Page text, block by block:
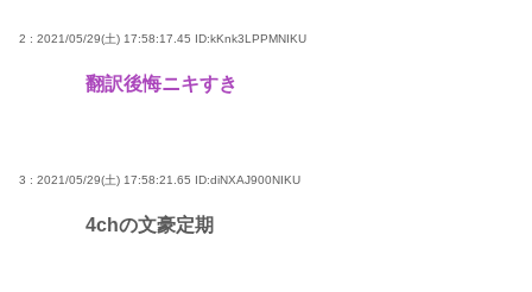
2 : 2021/05/29(土) 17:58:17.45 ID:kKnk3LPPMNIKU
翻訳後悔ニキすき
3 : 2021/05/29(土) 17:58:21.65 ID:diNXAJ900NIKU
4chの文豪定期